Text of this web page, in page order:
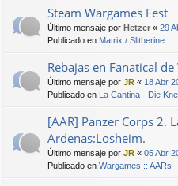
Steam Wargames Fest
Último mensaje por Hetzer « 29
Publicado en Matrix / Slitherine
Rebajas en Fanatical
Último mensaje por JR « 18 Abr
Publicado en La Cantina - Die
[AAR] Panzer Corps 2.
Ardenas:Losheim.
Último mensaje por JR « 05 Abr
Publicado en Wargames :: AARs